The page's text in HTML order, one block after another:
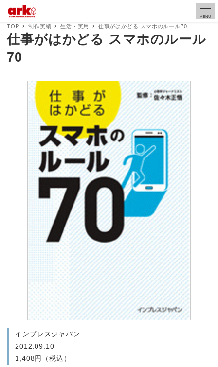
MENU
TOP 制作実績 生活・実用 仕事がはかどる スマホのルール70
仕事がはかどる スマホのルール
70
インプレスジャパン
2012.09.10
1,408円（税込）